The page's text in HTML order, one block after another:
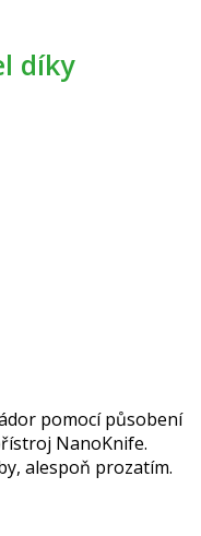
pomocí působení
NanoKnife.
alespoň prozatím.